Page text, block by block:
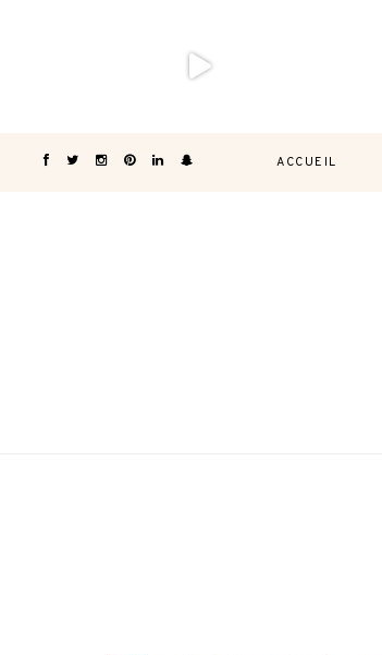
ACCUEIL